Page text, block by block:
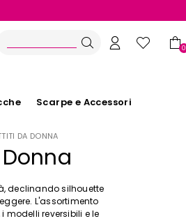
0
Scarpe e Accessori
DA DONNA
declinando silhouette
L'assortimento
reversibili e le